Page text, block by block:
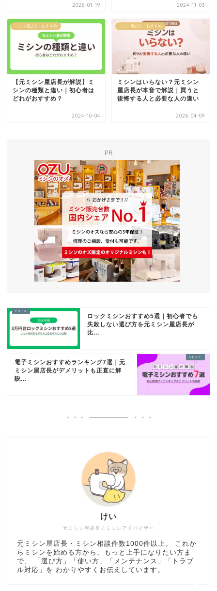
2026-01-19 2024-11-03
ミシン選び方・おすすめ
【元ミシン屋店長が解説】ミ
シンの種類と違い｜初心者は
どれがおすすめ？
2024-10-04
ミシン選び方・おすすめ
ミシンはいらない？元ミシン
屋店長が本音で解説｜買うと
後悔する人と必要な人の違い
2026-04-09
PR
ロックミシンおすすめ5選｜初心者でも
失敗しない選び方を元ミシン屋店長が
比...
電子ミシンおすすめランキング7選｜元
ミシン屋店長がデメリットも正直に解
説...
元ミシン屋店長 / ミシンアドバイザー
けい
元ミシン屋店長・ミシン相談件数1000件以上。 これか
らミシンを始める方から、もっと上手になりたい方ま
で、 「選び方」「使い方」「メンテナンス」「トラブ
ル対応」を わかりやすくお伝えしています。
ミシン選び方・おすすめ
トラブル解決・メンテナ
ミシンの使い方・道具